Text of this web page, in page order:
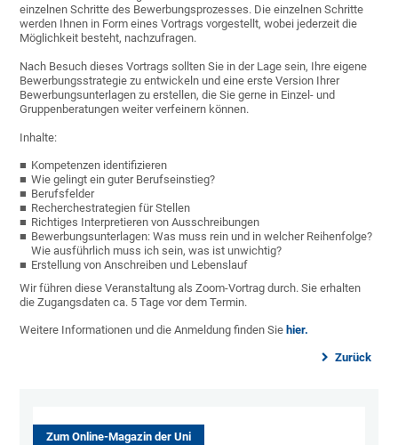
einzelnen Schritte des Bewerbungsprozesses. Die einzelnen Schritte
werden Ihnen in Form eines Vortrags vorgestellt, wobei jederzeit die
Möglichkeit besteht, nachzufragen.
Nach Besuch dieses Vortrags sollten Sie in der Lage sein, Ihre eigene
Bewerbungsstrategie zu entwickeln und eine erste Version Ihrer
Bewerbungsunterlagen zu erstellen, die Sie gerne in Einzel- und
Gruppenberatungen weiter verfeinern können.
Inhalte:
Kompetenzen identifizieren
Wie gelingt ein guter Berufseinstieg?
Berufsfelder
Recherchestrategien für Stellen
Richtiges Interpretieren von Ausschreibungen
Bewerbungsunterlagen: Was muss rein und in welcher Reihenfolge?
Wie ausführlich muss ich sein, was ist unwichtig?
Erstellung von Anschreiben und Lebenslauf
Wir führen diese Veranstaltung als Zoom-Vortrag durch. Sie erhalten
die Zugangsdaten ca. 5 Tage vor dem Termin.
Weitere Informationen und die Anmeldung finden Sie hier.
Zurück
Zum Online-Magazin der Uni